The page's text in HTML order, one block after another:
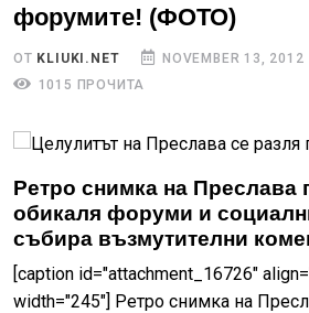
форумите! (ФОТО)
ОТ KLIUKI.NET NOVEMBER 13, 2012
1015 ПРОЧИТА
Ретро снимка на Преслава
обикаля форуми и
събира възмутителни
[caption id="attachment_16726"
width="245"] Ретро снимка на